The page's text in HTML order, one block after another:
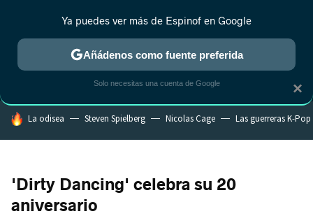
MENÚ NUEVO
ESTRENOS REALITY ANIME RANKINGS CINE
HOY SE HABLA DE
La odisea Steven Spielberg Nicolas Cage Las guerreras K-Pop
'Dirty Dancing' celebra su 20
aniversario
×
Ya puedes ver más de Espinof en Google
Añádenos como fuente preferida
Solo necesitas una cuenta de Google